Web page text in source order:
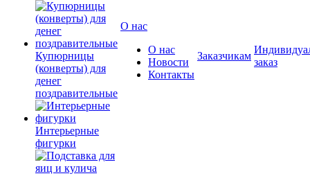
Купюрницы
(конверты) для
денег
поздравительные
Интерьерные
фигурки
О нас
О нас
Новости
Контакты
Заказчикам
заказ